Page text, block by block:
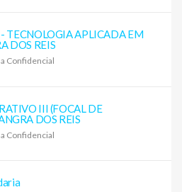
TECNOLOGIA APLICADA EM
DOS REIS
Confidencial
III (FOCAL DE
DOS REIS
Confidencial